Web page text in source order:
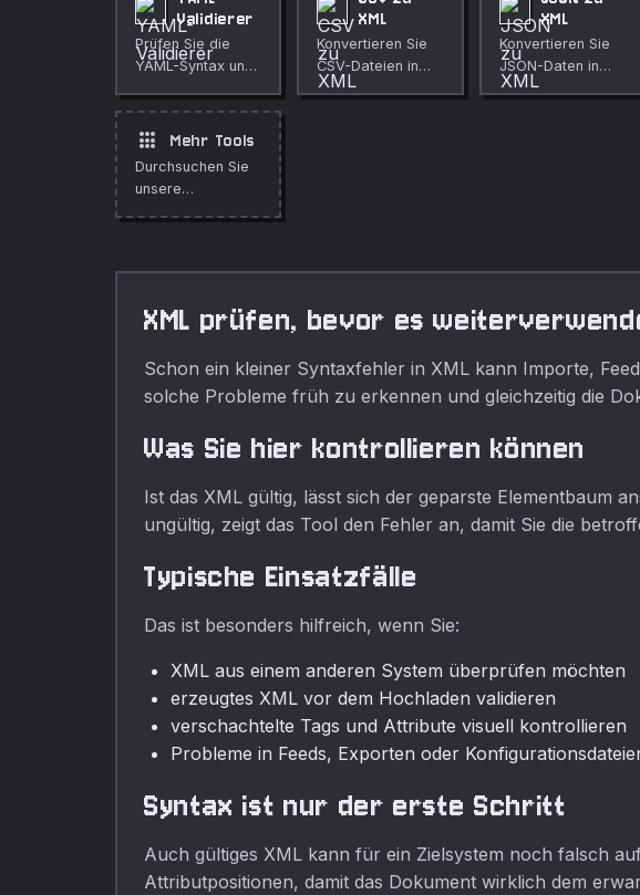
Validierer
Prüfen Sie die
YAML-Syntax und
Vorschau der
geparsten JSON-
XML
Konvertieren Sie
CSV-Dateien in
XML mit
XML
Konvertieren Sie
JSON-Daten in
XML.
apps Mehr Tools
Durchsuchen Sie
unsere
Online-Tools.
XML prüfen, bevor es
Schon ein kleiner Syntaxfehler in XML kann Importe,
solche Probleme früh zu erkennen und gleichzeitig die
Was Sie hier kontrollieren können
Ist das XML gültig, lässt sich der geparste Elementbaum
ungültig, zeigt das Tool den Fehler an, damit Sie die
Typische Einsatzfälle
Das ist besonders hilfreich, wenn Sie:
XML aus einem anderen System überprüfen möchten
erzeugtes XML vor dem Hochladen validieren
verschachtelte Tags und Attribute visuell kontrollieren
Probleme in Feeds, Exporten oder
Syntax ist nur der erste Schritt
Auch gültiges XML kann für ein Zielsystem noch falsch
Attributpositionen, damit das Dokument wirklich dem